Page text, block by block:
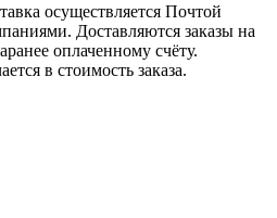
осуществляется Почтой
Доставляются заказы на
оплаченному счёту.
в стоимость заказа.